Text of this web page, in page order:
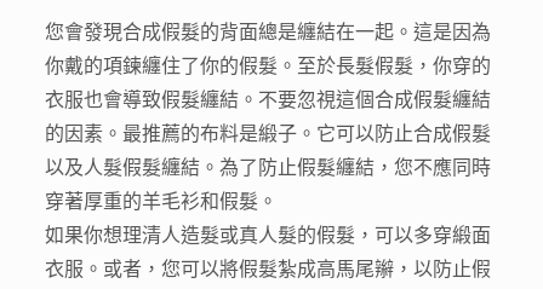
您會發現合成假髮的背面總是纏結在一起。這是因為
你戴的項鍊纏住了你的假髮。至於長髮假髮，你穿的
衣服也會導致假髮纏結。不要忽視這個合成假髮纏結
的因素。最推薦的布料是緞子。它可以防止合成假髮
以及人髮假髮纏結。為了防止假髮纏結，您不應同時
穿著厚重的羊毛衫和假髮。
如果你想理清人造髮或真人髮的假髮，可以多穿緞面
衣服。或者，您可以將假髮紮成高馬尾辮，以防止假